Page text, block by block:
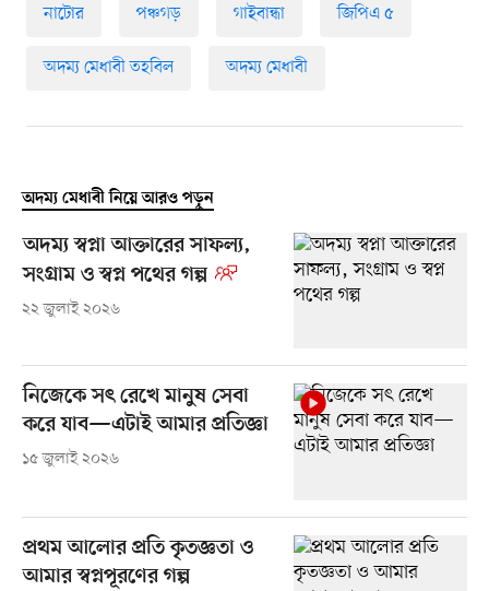
নাটোর পঞ্চগড় গাইবান্ধা জিপিএ ৫
অদম্য মেধাবী তহবিল অদম্য মেধাবী
অদম্য মেধাবী নিয়ে আরও পড়ুন
অদম্য স্বপ্না আক্তারের সাফল্য,
সংগ্রাম ও স্বপ্ন পথের গল্প
২২ জুলাই ২০২৬
নিজেকে সৎ রেখে মানুষ সেবা
করে যাব—এটাই আমার প্রতিজ্ঞা
১৫ জুলাই ২০২৬
প্রথম আলোর প্রতি কৃতজ্ঞতা ও
আমার স্বপ্নপূরণের গল্প